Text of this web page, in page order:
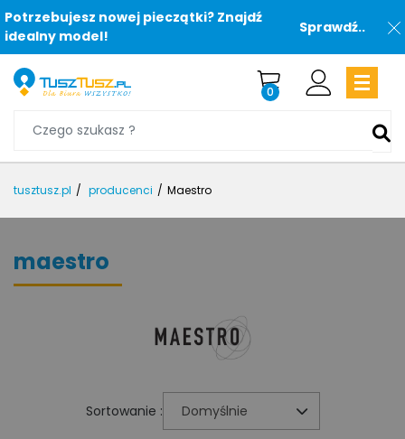
Potrzebujesz nowej pieczątki? Znajdź
idealny model!
Sprawdź..
0
tusztusz.pl producenci Maestro
maestro
Sortowanie : Domyślnie